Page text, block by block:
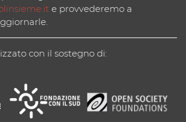
e provvederemo a
con il sostegno di: